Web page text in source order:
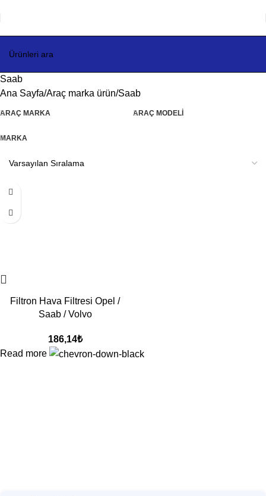
Saab
Ana Sayfa Araç marka ürün Saab
ARAÇ MARKA ARAÇ MODELI
MARKA
Filtron Hava Filtresi Opel /
Saab / Volvo
186,14₺
Read more